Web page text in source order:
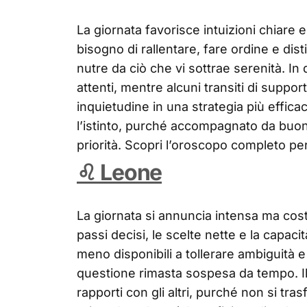
La giornata favorisce intuizioni chiare
bisogno di rallentare, fare ordine e
nutre da ciò che vi sottrae serenità.
attenti, mentre alcuni transiti di
inquietudine in una strategia più
l’istinto, purché accompagnato da
priorità. Scopri l’oroscopo completo
♌ Leone
La giornata si annuncia intensa ma
passi decisi, le scelte nette e la
meno disponibili a tollerare ambiguità
questione rimasta sospesa da tempo.
rapporti con gli altri, purché non si